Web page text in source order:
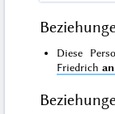
Diese
Friedrichan